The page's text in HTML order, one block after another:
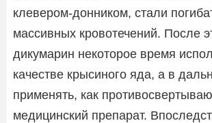
клевером-донником, стали
массивных кровотечений. После
дикумарин некоторое время
качестве крысиного яда, а в
применять, как
медицинский препарат.